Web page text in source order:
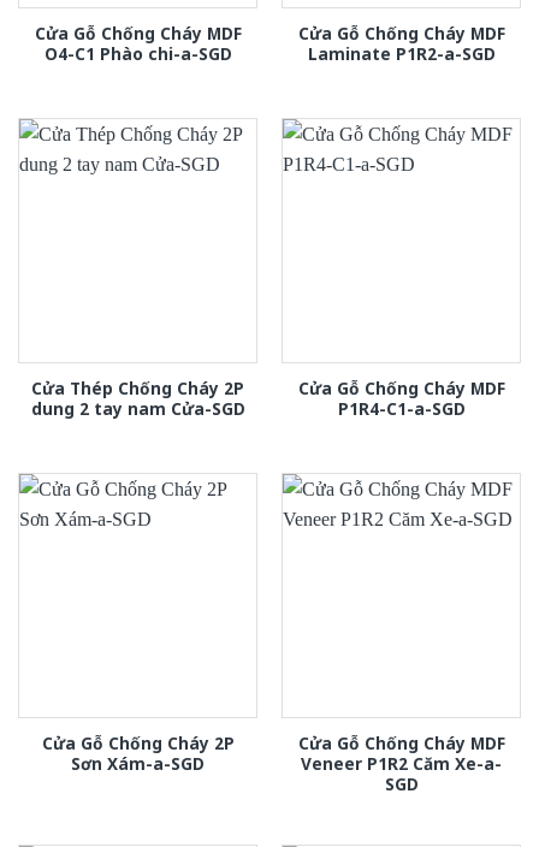
Cửa Gỗ Chống Cháy MDF
O4-C1 Phào chi-a-SGD
Cửa Gỗ Chống Cháy MDF
Laminate P1R2-a-SGD
Cửa Thép Chống Cháy 2P
dung 2 tay nam Cửa-SGD
Cửa Gỗ Chống Cháy MDF
P1R4-C1-a-SGD
Cửa Gỗ Chống Cháy 2P
Sơn Xám-a-SGD
Cửa Gỗ Chống Cháy MDF
Veneer P1R2 Căm Xe-a-
SGD